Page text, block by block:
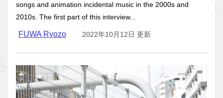
songs and animation incidental music in the 2000s and
2010s. The first part of this interview...
FUWA Ryozo 2022年10月12日 更新